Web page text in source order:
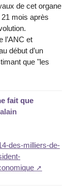
de cet organe
mois après
l’ANC et
début d’un
que "les
fait que
alain
des-milliers-de-